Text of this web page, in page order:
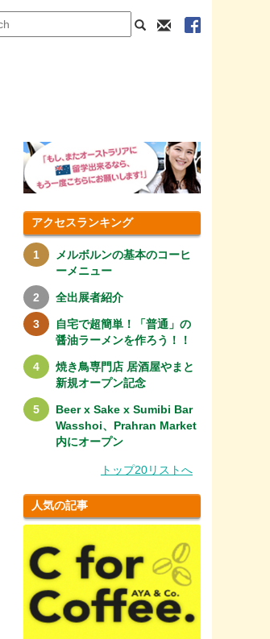
アクセスランキング
メルボルンの基本のコーヒ
ーメニュー
全出展者紹介
自宅で超簡単！「普通」の
醤油ラーメンを作ろう！！
焼き鳥専門店 居酒屋やまと
新規オープン記念
Beer x Sake x Sumibi Bar
Wasshoi、Prahran Market
内にオープン
トップ20リストへ
人気の記事